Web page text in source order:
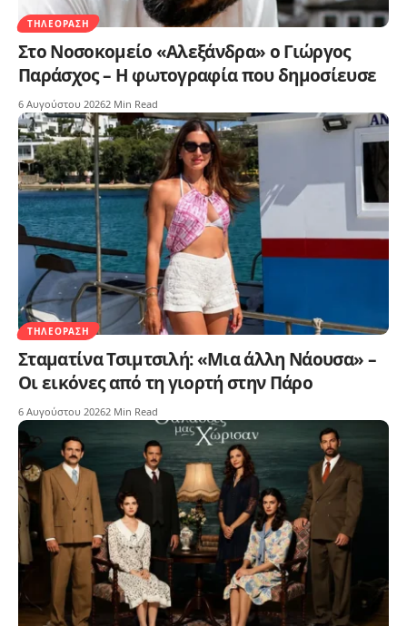
ΤΗΛΕΌΡΑΣΗ
Στο Νοσοκομείο «Αλεξάνδρα» ο Γιώργος
Παράσχος – Η φωτογραφία που δημοσίευσε
6 Αυγούστου 20262 Min Read
ΤΗΛΕΌΡΑΣΗ
Σταματίνα Τσιμτσιλή: «Μια άλλη Νάουσα» –
Οι εικόνες από τη γιορτή στην Πάρο
6 Αυγούστου 20262 Min Read